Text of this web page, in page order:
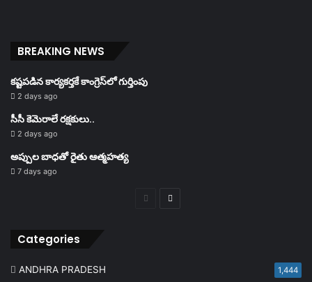
BREAKING NEWS
కష్టపడిన కార్యకర్తకే కాంగ్రెస్‌లో గుర్తింపు
2 days ago
సీసీ కెమెరాలే రక్షకులు..
2 days ago
అప్పుల బాధతో రైతు ఆత్మహత్య
7 days ago
PreviousNext
Categories
ANDHRA PRADESH 1,444